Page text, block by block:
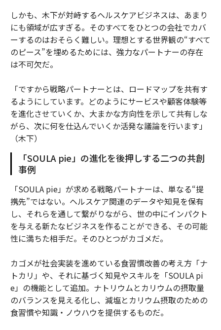
しかも、木下が対峙するヘルスケアビジネスは、あまり
にも領域が広すぎる。そのすべてをひとつの会社でカバ
ーするのはおそらく難しい。理想とする世界観の“すべて
のピース”を埋めるためには、強力なパートナーの存在
は不可欠だ。
「ですから戦略パートナーとは、ロードマップを共有す
るようにしています。どのようにサービスや顧客体験等
を進化させていくか、大まかな方向性を示して共有しな
がら、次に何を仕込んでいくか活発な議論を行います」
（木下）
「SOULA pie」の進化を後押しする二つの共創
事例
「SOULA pie」が求める戦略パートナーは、単なる“提
携先”ではない。ヘルスケア関連のデータや知見を保有
し、それらを通して繋がりながら、世の中にインパクト
を与える新たなビジネスを作ることができる、その可能
性に満ちた相手だ。そのひとつがカゴメだ。
カゴメが社会実装を進めている食習慣改善の考え方「ナ
トカリ」や、それに基づく知見やスキルを「SOULA pi
e」の機能として追加。ナトリウムとカリウムの摂取量
のバランスを見える化し、減塩とカリウム摂取のための
食習慣や知識・ノウハウを提供するものだ。